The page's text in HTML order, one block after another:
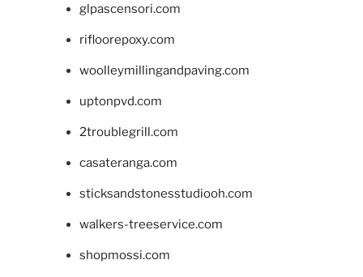
glpascensori.com
rifloorepoxy.com
woolleymillingandpaving.com
uptonpvd.com
2troublegrill.com
casateranga.com
sticksandstonesstudiooh.com
walkers-treeservice.com
shopmossi.com